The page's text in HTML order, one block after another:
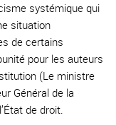
systémique qui
situation
de certains
pour les auteurs
(Le ministre
Général de la
de droit.